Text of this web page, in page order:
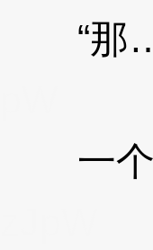
“那…
一个